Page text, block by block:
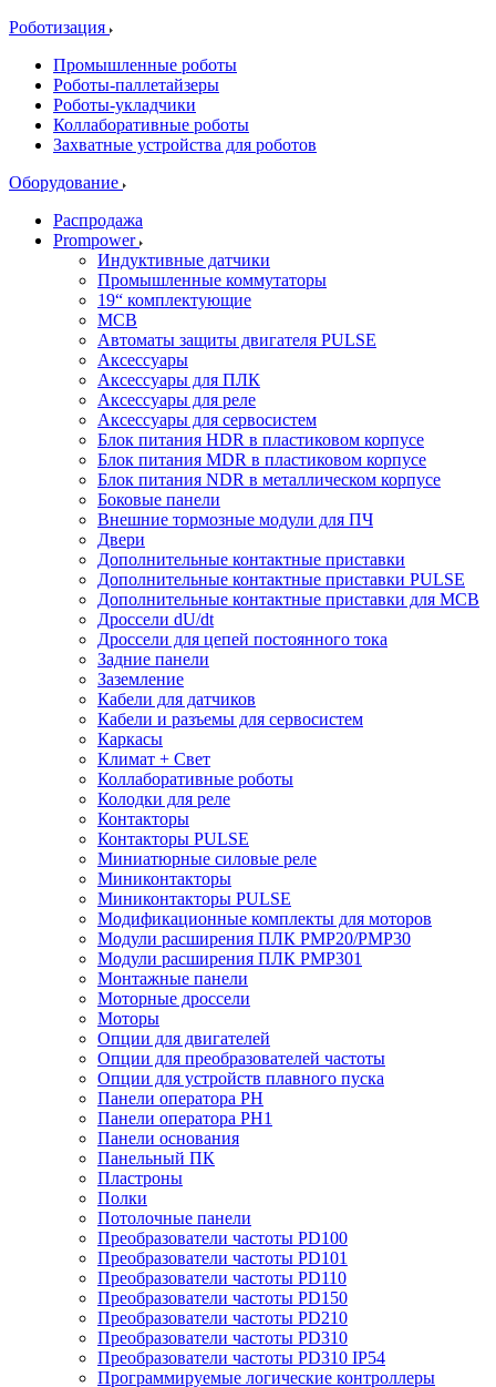
Роботизация
Промышленные роботы
Роботы-паллетайзеры
Роботы-укладчики
Коллаборативные роботы
Захватные устройства для роботов
Оборудование
Распродажа
Prompower
Индуктивные датчики
Промышленные коммутаторы
19“ комплектующие
MCB
Автоматы защиты двигателя PULSE
Аксессуары
Аксессуары для ПЛК
Аксессуары для реле
Аксессуары для сервосистем
Блок питания HDR в пластиковом корпусе
Блок питания MDR в пластиковом корпусе
Блок питания NDR в металлическом корпусе
Боковые панели
Внешние тормозные модули для ПЧ
Двери
Дополнительные контактные приставки
Дополнительные контактные приставки PULSE
Дополнительные контактные приставки для MCB
Дроссели dU/dt
Дроссели для цепей постоянного тока
Задние панели
Заземление
Кабели для датчиков
Кабели и разъемы для сервосистем
Каркасы
Климат + Свет
Коллаборативные роботы
Колодки для реле
Контакторы
Контакторы PULSE
Миниатюрные силовые реле
Миниконтакторы
Миниконтакторы PULSE
Модификационные комплекты для моторов
Модули расширения ПЛК PMP20/PMP30
Модули расширения ПЛК PMP301
Монтажные панели
Моторные дроссели
Моторы
Опции для двигателей
Опции для преобразователей частоты
Опции для устройств плавного пуска
Панели оператора PH
Панели оператора PH1
Панели основания
Панельный ПК
Пластроны
Полки
Потолочные панели
Преобразователи частоты PD100
Преобразователи частоты PD101
Преобразователи частоты PD110
Преобразователи частоты PD150
Преобразователи частоты PD210
Преобразователи частоты PD310
Преобразователи частоты PD310 IP54
Программируемые логические контроллеры